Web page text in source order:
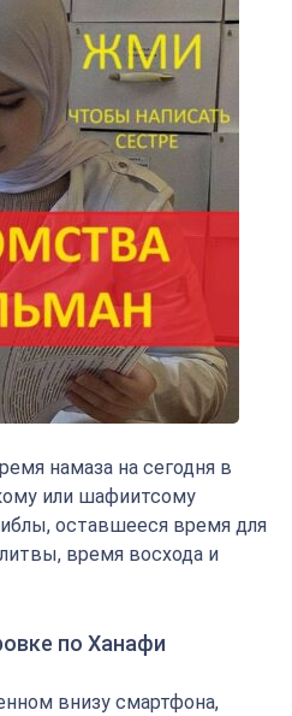
намаза на сегодня в
или шафиитсому
оставшееся время для
время восхода и
по Ханафи
внизу смартфона,